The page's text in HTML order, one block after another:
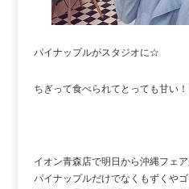
パイナップルがスタジオに☆
ちぎって食べられてとっても甘い！
イオン青森店で明日から沖縄フェ
パイナップルだけでなくもずくや